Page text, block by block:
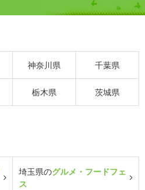
神奈川県 千葉県
栃木県 茨城県
埼玉県のグルメ・フードフェ
ス